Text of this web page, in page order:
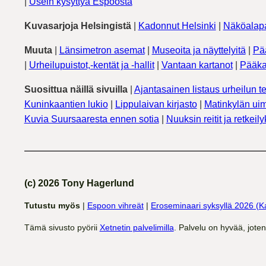
Kuvasarjoja Helsingistä| Kadonnut Helsinki
Muuta| Länsimetron asemat| Museoita ja näyttelyitä
Urheilupuistot,-kentät ja -hallit| Vantaan kartanot|
Suosittua näillä sivuilla| Ajantasainen listaus urheilun
Kuninkaantien lukio| Lippulaivan kirjasto|
Matinkylän
Kuvia Suursaaresta ennen sotia
Nuuksin reitit ja
(c) 2026 Tony Hagerlund
Tutustu myös| Espoon vihreät| Eroseminaari syksyllä 2026
Tämä sivusto pyörii Xetnetin palvelimilla . Palvelu on hyvää,